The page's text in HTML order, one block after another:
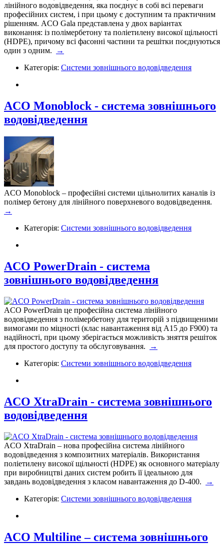
лінійного водовідведення, яка поєднує в собі всі переваги
професійних систем, і при цьому є доступним та практичним
рішенням. ACO Gala представлена у двох варіантах
виконання: із полімербетону та поліетилену високої щільності
(HDPE), причому всі фасонні частини та решітки поєднуються
один з одним.
→
Категорія: Системи зовнішнього водовідведення
ACO Monoblock - система зовнішнього
водовідведення
ACO Monoblock – професійні системи цільнолитих каналів із
полімер бетону для лінійного поверхневого водовідведення.
→
Категорія: Системи зовнішнього водовідведення
ACO PowerDrain - система
зовнішнього водовідведення
ACO PowerDrain це професійна система лінійного
водовідведення з полімербетону для територій з підвищеними
вимогами по міцності (клас навантаження від А15 до F900) та
надійності, при цьому зберігається можливість зняття решіток
для простого доступу та обслуговування.
→
Категорія: Системи зовнішнього водовідведення
ACO XtraDrain - система зовнішнього
водовідведення
ACO XtraDrain – нова професійна система лінійного
водовідведення з композитних матеріалів. Використання
поліетилену високої щільності (HDPE) як основного матеріалу
при виробництві даних систем робить її ідеальною для
завдань водовідведення з класом навантаження до D-400.
→
Категорія: Системи зовнішнього водовідведення
ACO Multiline – система зовнішнього